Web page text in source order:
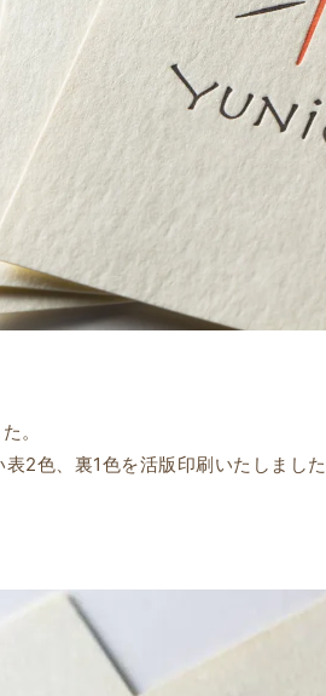
。
2色、裏1色を活版印刷いたしまし